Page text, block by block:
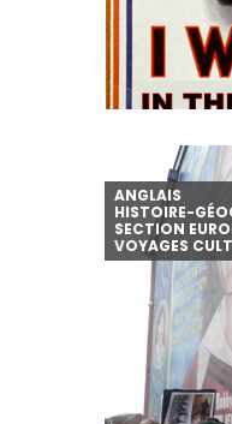
ANGLAIS
HISTOIRE-
SECTION
VOYAGES